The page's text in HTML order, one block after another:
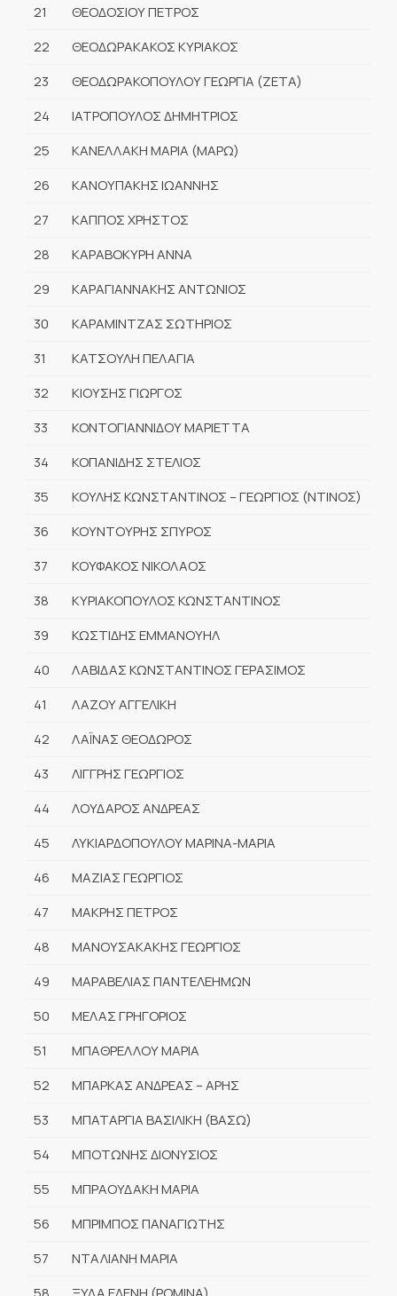
21
ΘΕΟΔΟΣΙΟΥ ΠΕΤΡΟΣ
22
ΘΕΟΔΩΡΑΚΑΚΟΣ ΚΥΡΙΑΚΟΣ
23
ΘΕΟΔΩΡΑΚΟΠΟΥΛΟΥ ΓΕΩΡΓΙΑ (ΖΕΤΑ)
24
ΙΑΤΡΟΠΟΥΛΟΣ ΔΗΜΗΤΡΙΟΣ
25
ΚΑΝΕΛΛΑΚΗ ΜΑΡΙΑ (ΜΑΡΩ)
26
ΚΑΝΟΥΠΑΚΗΣ ΙΩΑΝΝΗΣ
27
ΚΑΠΠΟΣ ΧΡΗΣΤΟΣ
28
ΚΑΡΑΒΟΚΥΡΗ ΑΝΝΑ
29
ΚΑΡΑΓΙΑΝΝΑΚΗΣ ΑΝΤΩΝΙΟΣ
30
ΚΑΡΑΜΙΝΤΖΑΣ ΣΩΤΗΡΙΟΣ
31
ΚΑΤΣΟΥΛΗ ΠΕΛΑΓΙΑ
32
ΚΙΟΥΣΗΣ ΓΙΩΡΓΟΣ
33
ΚΟΝΤΟΓΙΑΝΝΙΔΟΥ ΜΑΡΙΕΤΤΑ
34
ΚΟΠΑΝΙΔΗΣ ΣΤΕΛΙΟΣ
35
ΚΟΥΛΗΣ ΚΩΝΣΤΑΝΤΙΝΟΣ – ΓΕΩΡΓΙΟΣ (ΝΤΙΝΟΣ)
36
ΚΟΥΝΤΟΥΡΗΣ ΣΠΥΡΟΣ
37
ΚΟΥΦΑΚΟΣ ΝΙΚΟΛΑΟΣ
38
ΚΥΡΙΑΚΟΠΟΥΛΟΣ ΚΩΝΣΤΑΝΤΙΝΟΣ
39
ΚΩΣΤΙΔΗΣ ΕΜΜΑΝΟΥΗΛ
40
ΛΑΒΙΔΑΣ ΚΩΝΣΤΑΝΤΙΝΟΣ ΓΕΡΑΣΙΜΟΣ
41
ΛΑΖΟΥ ΑΓΓΕΛΙΚΗ
42
ΛΑΪΝΑΣ ΘΕΟΔΩΡΟΣ
43
ΛΙΓΓΡΗΣ ΓΕΩΡΓΙΟΣ
44
ΛΟΥΔΑΡΟΣ ΑΝΔΡΕΑΣ
45
ΛΥΚΙΑΡΔΟΠΟΥΛΟΥ ΜΑΡΙΝΑ-ΜΑΡΙΑ
46
ΜΑΖΙΑΣ ΓΕΩΡΓΙΟΣ
47
ΜΑΚΡΗΣ ΠΕΤΡΟΣ
48
ΜΑΝΟΥΣΑΚΑΚΗΣ ΓΕΩΡΓΙΟΣ
49
ΜΑΡΑΒΕΛΙΑΣ ΠΑΝΤΕΛΕΗΜΩΝ
50
ΜΕΛΑΣ ΓΡΗΓΟΡΙΟΣ
51
ΜΠΑΘΡΕΛΛΟΥ ΜΑΡΙΑ
52
ΜΠΑΡΚΑΣ ΑΝΔΡΕΑΣ – ΑΡΗΣ
53
ΜΠΑΤΑΡΓΙΑ ΒΑΣΙΛΙΚΗ (ΒΑΣΩ)
54
ΜΠΟΤΩΝΗΣ ΔΙΟΝΥΣΙΟΣ
55
ΜΠΡΑΟΥΔΑΚΗ ΜΑΡΙΑ
56
ΜΠΡΙΜΠΟΣ ΠΑΝΑΓΙΩΤΗΣ
57
ΝΤΑΛΙΑΝΗ ΜΑΡΙΑ